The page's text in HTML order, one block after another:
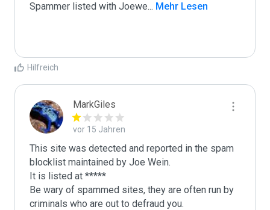
Spammer listed with Joewe... Mehr Lesen
Hilfreich
MarkGiles
vor 15 Jahren
This site was detected and reported in the spam
blocklist maintained by Joe Wein.
It is listed at *****
Be wary of spammed sites, they are often run by
criminals who are out to defraud you.